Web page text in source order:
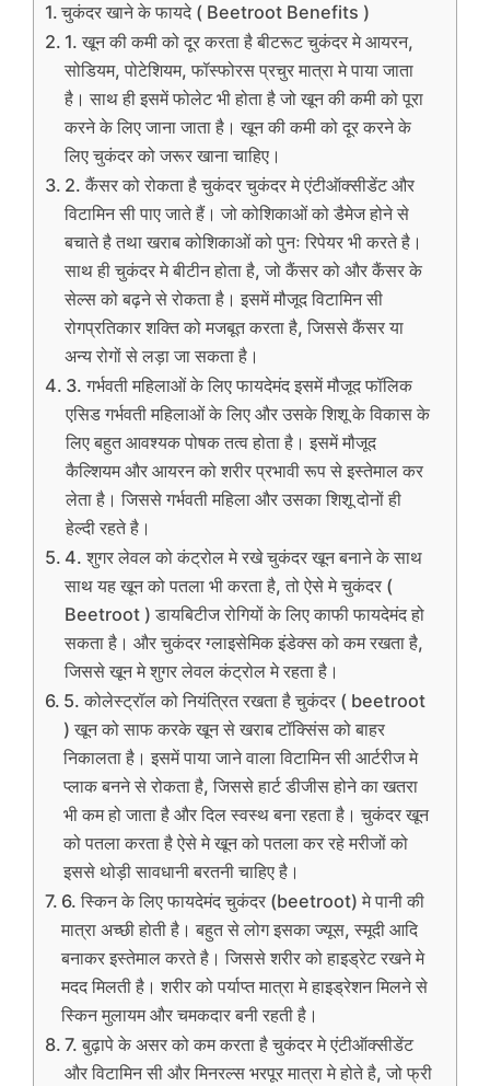
चुकंदर खाने के फायदे ( Beetroot Benefits )
1. खून की कमी को दूर करता है बीटरूट चुकंदर मे आयरन,
सोडियम, पोटेशियम, फॉस्फोरस प्रचुर मात्रा मे पाया जाता
है। साथ ही इसमें फोलेट भी होता है जो खून की कमी को पूरा
करने के लिए जाना जाता है। खून की कमी को दूर करने के
लिए चुकंदर को जरूर खाना चाहिए।
2. कैंसर को रोकता है चुकंदर चुकंदर मे एंटीऑक्सीडेंट और
विटामिन सी पाए जाते हैं। जो कोशिकाओं को डैमेज होने से
बचाते है तथा खराब कोशिकाओं को पुनः रिपेयर भी करते है।
साथ ही चुकंदर मे बीटीन होता है, जो कैंसर को और कैंसर के
सेल्स को बढ़ने से रोकता है। इसमें मौजूद विटामिन सी
रोगप्रतिकार शक्ति को मजबूत करता है, जिससे कैंसर या
अन्य रोगों से लड़ा जा सकता है।
3. गर्भवती महिलाओं के लिए फायदेमंद इसमें मौजूद फॉलिक
एसिड गर्भवती महिलाओं के लिए और उसके शिशू के विकास के
लिए बहुत आवश्यक पोषक तत्व होता है। इसमें मौजूद
कैल्शियम और आयरन को शरीर प्रभावी रूप से इस्तेमाल कर
लेता है। जिससे गर्भवती महिला और उसका शिशू दोनों ही
हेल्दी रहते है।
4. शुगर लेवल को कंट्रोल मे रखे चुकंदर खून बनाने के साथ
साथ यह खून को पतला भी करता है, तो ऐसे मे चुकंदर (
Beetroot ) डायबिटीज रोगियों के लिए काफी फायदेमंद हो
सकता है। और चुकंदर ग्लाइसेमिक इंडेक्स को कम रखता है,
जिससे खून मे शुगर लेवल कंट्रोल मे रहता है।
5. कोलेस्ट्रॉल को नियंत्रित रखता है चुकंदर ( beetroot
) खून को साफ करके खून से खराब टॉक्सिंस को बाहर
निकालता है। इसमें पाया जाने वाला विटामिन सी आर्टरीज मे
प्लाक बनने से रोकता है, जिससे हार्ट डीजीस होने का खतरा
भी कम हो जाता है और दिल स्वस्थ बना रहता है। चुकंदर खून
को पतला करता है ऐसे मे खून को पतला कर रहे मरीजों को
इससे थोड़ी सावधानी बरतनी चाहिए है।
6. स्किन के लिए फायदेमंद चुकंदर (beetroot) मे पानी की
मात्रा अच्छी होती है। बहुत से लोग इसका ज्यूस, स्मूदी आदि
बनाकर इस्तेमाल करते है। जिससे शरीर को हाइड्रेट रखने मे
मदद मिलती है। शरीर को पर्याप्त मात्रा मे हाइड्रेशन मिलने से
स्किन मुलायम और चमकदार बनी रहती है।
7. बुढ़ापे के असर को कम करता है चुकंदर मे एंटीऑक्सीडेंट
और विटामिन सी और मिनरल्स भरपूर मात्रा मे होते है, जो फ्री